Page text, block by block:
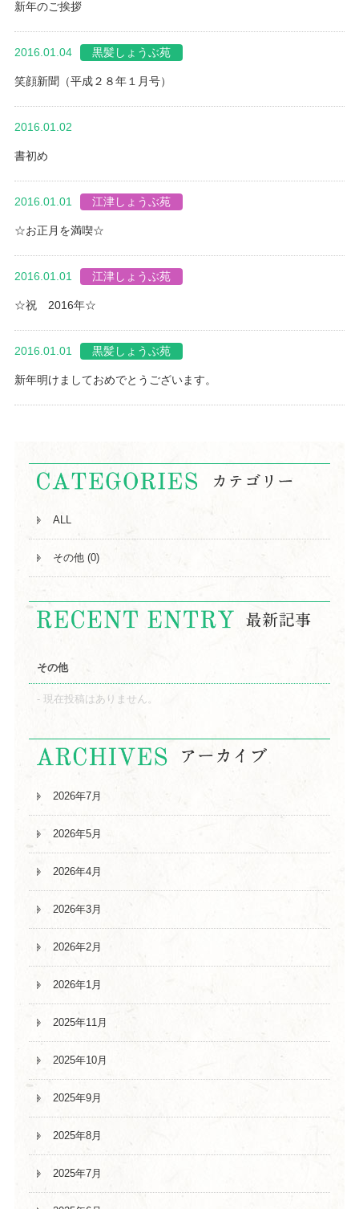
新年のご挨拶
2016.01.04 黒髪しょうぶ苑
笑顔新聞（平成２８年１月号）
2016.01.02
書初め
2016.01.01 江津しょうぶ苑
☆お正月を満喫☆
2016.01.01 江津しょうぶ苑
☆祝 2016年☆
2016.01.01 黒髪しょうぶ苑
新年明けましておめでとうございます。
ALL
その他 (0)
その他
現在投稿はありません。
2026年7月
2026年5月
2026年4月
2026年3月
2026年2月
2026年1月
2025年11月
2025年10月
2025年9月
2025年8月
2025年7月